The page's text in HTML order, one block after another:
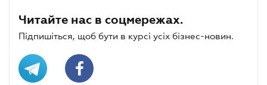
Читайте нас в соцмережах.
Підпишіться, щоб бути в курсі усіх бізнес-новин.